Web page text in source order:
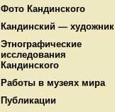
Фото Кандинского
Кандинский — художник
Этнографические
исследования
Кандинского
Работы в музеях мира
Публикации